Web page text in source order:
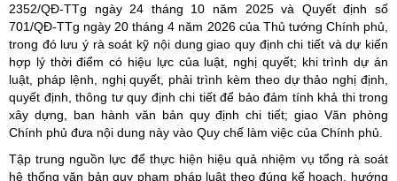
2352/QĐ-TTg ngày 24 tháng 10 năm 2025 và Quyết định số
701/QĐ-TTg ngày 20 tháng 4 năm 2026 của Thủ tướng Chính phủ,
trong đó lưu ý rà soát kỹ nội dung giao quy định chi tiết và dự kiến
hợp lý thời điểm có hiệu lực của luật, nghị quyết; khi trình dự án
luật, pháp lệnh, nghị quyết, phải trình kèm theo dự thảo nghị định,
quyết định, thông tư quy định chi tiết để bảo đảm tính khả thi trong
xây dựng, ban hành văn bản quy định chi tiết; giao Văn phòng
Chính phủ đưa nội dung này vào Quy chế làm việc của Chính phủ.
Tập trung nguồn lực để thực hiện hiệu quả nhiệm vụ tổng rà soát
hệ thống văn bản quy phạm pháp luật theo đúng kế hoạch, hướng